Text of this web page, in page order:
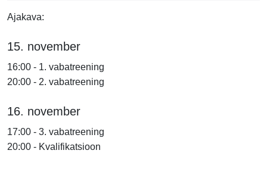
Ajakava:
15. november
16:00 - 1. vabatreening
20:00 - 2. vabatreening
16. november
17:00 - 3. vabatreening
20:00 - Kvalifikatsioon